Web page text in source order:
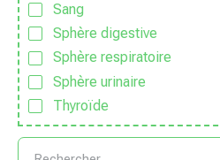
Sang
Sphère digestive
Sphère respiratoire
Sphère urinaire
Thyroïde